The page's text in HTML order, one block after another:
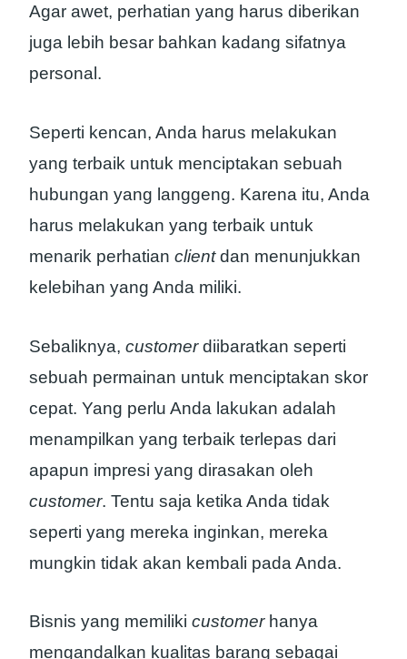
Agar awet, perhatian yang harus diberikan
juga lebih besar bahkan kadang sifatnya
personal.
Seperti kencan, Anda harus melakukan
yang terbaik untuk menciptakan sebuah
hubungan yang langgeng. Karena itu, Anda
harus melakukan yang terbaik untuk
menarik perhatian clientdan menunjukkan
kelebihan yang Anda miliki.
Sebaliknya, customerdiibaratkan seperti
sebuah permainan untuk menciptakan skor
cepat. Yang perlu Anda lakukan adalah
menampilkan yang terbaik terlepas dari
apapun impresi yang dirasakan oleh
customer. Tentu saja ketika Anda tidak
seperti yang mereka inginkan, mereka
mungkin tidak akan kembali pada Anda.
Bisnis yang memiliki customer hanya
mengandalkan kualitas barang sebagai